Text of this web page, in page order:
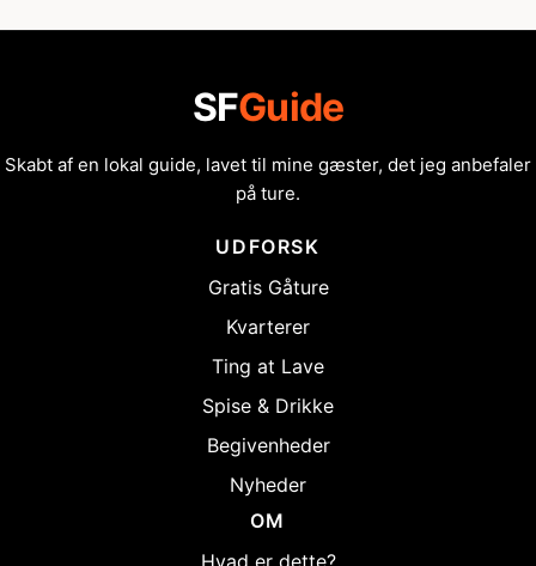
SFGuide
Skabt af en lokal guide, lavet til mine gæster, det jeg anbefaler
på ture.
UDFORSK
Gratis Gåture
Kvarterer
Ting at Lave
Spise & Drikke
Begivenheder
Nyheder
OM
Hvad er dette?